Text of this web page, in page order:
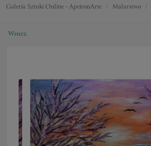
Galeria Sztuki Online - ApeironArte Malarstwo
Wstecz